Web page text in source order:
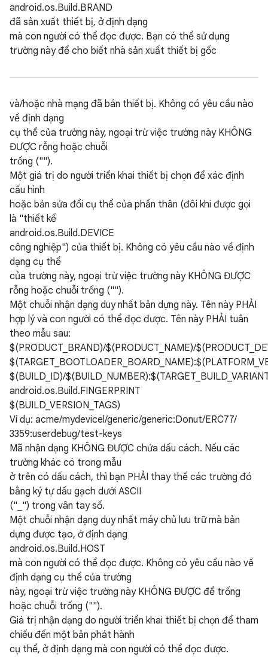
android.os.Build.BRAND
đã sản xuất thiết bị, ở định dạng
mà con người có thể đọc được. Bạn có thể sử dụng
trường này để cho biết nhà sản xuất thiết bị gốc
và/hoặc nhà mạng đã bán thiết bị. Không có yêu cầu nào
về định dạng
cụ thể của trường này, ngoại trừ việc trường này KHÔNG
ĐƯỢC rỗng hoặc chuỗi
trống ("").
Một giá trị do người triển khai thiết bị chọn để xác định
cấu hình
hoặc bản sửa đổi cụ thể của phần thân (đôi khi được gọi
là "thiết kế
android.os.Build.DEVICE
công nghiệp") của thiết bị. Không có yêu cầu nào về định
dạng cụ thể
của trường này, ngoại trừ việc trường này KHÔNG ĐƯỢC
rỗng hoặc chuỗi trống ("").
Một chuỗi nhận dạng duy nhất bản dựng này. Tên này PHẢI
hợp lý và con người có thể đọc được. Tên này PHẢI tuân
theo mẫu sau:
$(PRODUCT_BRAND)/$(PRODUCT_NAME)/
$(BUILD_ID)/
android.os.Build.FINGERPRINT
$(BUILD_VERSION_TAGS)
Ví dụ: acme/mydevicel/generic/generic:Donut/ERC77/
3359:userdebug/test-keys
Mã nhận dạng KHÔNG ĐƯỢC chứa dấu cách. Nếu các
trường khác có trong mẫu
ở trên có dấu cách, thì bạn PHẢI thay thế các trường đó
bằng ký tự dấu gạch dưới ASCII
("_") trong vân tay số.
Một chuỗi nhận dạng duy nhất máy chủ lưu trữ mà bản
dựng được tạo, ở định dạng
android.os.Build.HOST
mà con người có thể đọc được. Không có yêu cầu nào về
định dạng cụ thể của trường
này, ngoại trừ việc trường này KHÔNG ĐƯỢC để trống
hoặc chuỗi trống ("").
Giá trị nhận dạng do người triển khai thiết bị chọn để tham
chiếu đến một bản phát hành
cụ thể, ở định dạng mà con người có thể đọc được.